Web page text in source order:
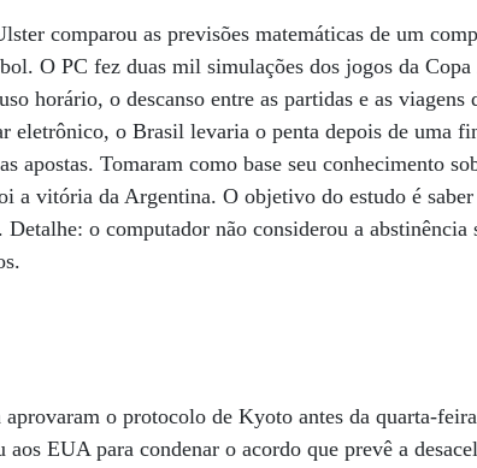
comparou as previsões matemáticas de um
O PC fez duas mil simulações dos jogos da
horário, o descanso entre as partidas e as viagens
eletrônico, o Brasil levaria o penta depois de uma
apostas. Tomaram como base seu conhecimento
a vitória da Argentina. O objetivo do estudo é
Detalhe: o computador não considerou a
aprovaram o protocolo de Kyoto antes da quarta-
EUA para condenar o acordo que prevê a